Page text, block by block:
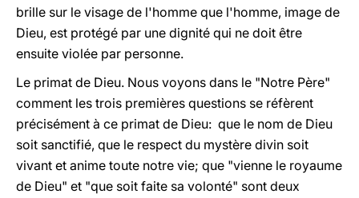
brille sur le visage de l'homme que l'homme, image de
Dieu, est protégé par une dignité qui ne doit être
ensuite violée par personne.
Le primat de Dieu. Nous voyons dans le "Notre Père"
comment les trois premières questions se réfèrent
précisément à ce primat de Dieu: que le nom de Dieu
soit sanctifié, que le respect du mystère divin soit
vivant et anime toute notre vie; que "vienne le royaume
de Dieu" et "que soit faite sa volonté" sont deux